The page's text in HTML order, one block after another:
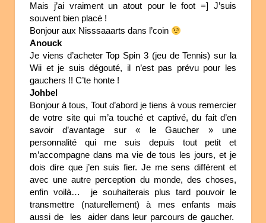
Mais j’ai vraiment un atout pour le foot =] J’suis
souvent bien placé !
Bonjour aux Nisssaaarts dans l’coin
Anouck
Je viens d’acheter Top Spin 3 (jeu de Tennis) sur la
Wii et je suis dégouté, il n’est pas prévu pour les
gauchers !! C’te honte !
Johbel
Bonjour à tous, Tout d’abord je tiens à vous remercier
de votre site qui m’a touché et captivé, du fait d’en
savoir d’avantage sur « le Gaucher » une
personnalité qui me suis depuis tout petit et
m’accompagne dans ma vie de tous les jours, et je
dois dire que j’en suis fier. Je me sens différent et
avec une autre perception du monde, des choses,
enfin voilà… je souhaiterais plus tard pouvoir le
transmettre (naturellement) à mes enfants mais
aussi de les aider dans leur parcours de gaucher.